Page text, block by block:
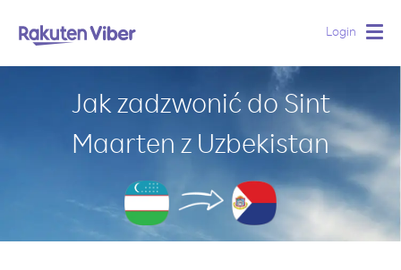
Login
Jak zadzwonić do Sint
Maarten z Uzbekistan